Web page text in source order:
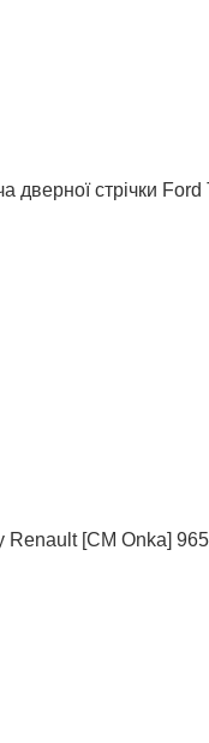
дверної стрічки
Renault [СМ Onka]